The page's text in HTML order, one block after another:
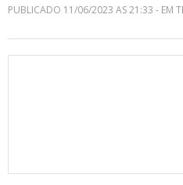
PUBLICADO 11/06/2023 AS 21:33 - EM